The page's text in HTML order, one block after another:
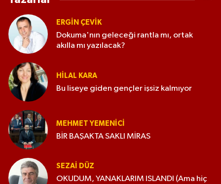
ERGIN ÇEVİK
Dokuma'nın geleceği rantla mı, ortak
akılla mı yazılacak?
HILAL KARA
Bu liseye giden gençler işsiz kalmıyor
MEHMET YEMENICI
BİR BAŞAKTA SAKLI MİRAS
SEZAI DÜZ
OKUDUM, YANAKLARIM ISLANDI (Ama hiç